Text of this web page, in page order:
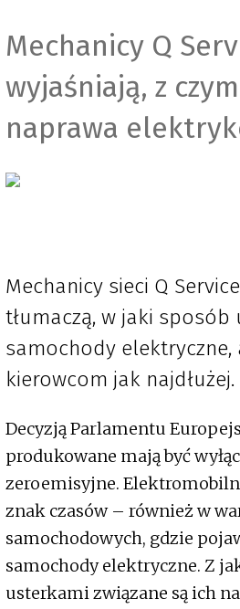
Mechanicy Q
wyjaśniają, z
naprawa
Mechanicy sieci Q
tłumaczą, w jaki sposób
samochody elektryczne,
kierowcom jak najdłużej.
Decyzją Parlamentu
produkowane mają być
zeroemisyjne.
znak czasów – również w
samochodowych, gdzie
samochody elektryczne. Z
usterkami związane są ich